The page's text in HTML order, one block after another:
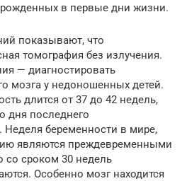
в первые дни жизни.
показывают, что
томография без излучения.
— диагностировать
мозга у недоношенных детей.
длится от 37 до 42 недель,
дня последнего
Неделя беременности в мире,
являются преждевременными
сроком 30 недель
Особенно мозг находится